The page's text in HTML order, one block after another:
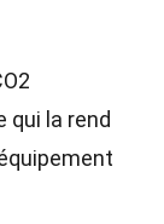
qui la rend